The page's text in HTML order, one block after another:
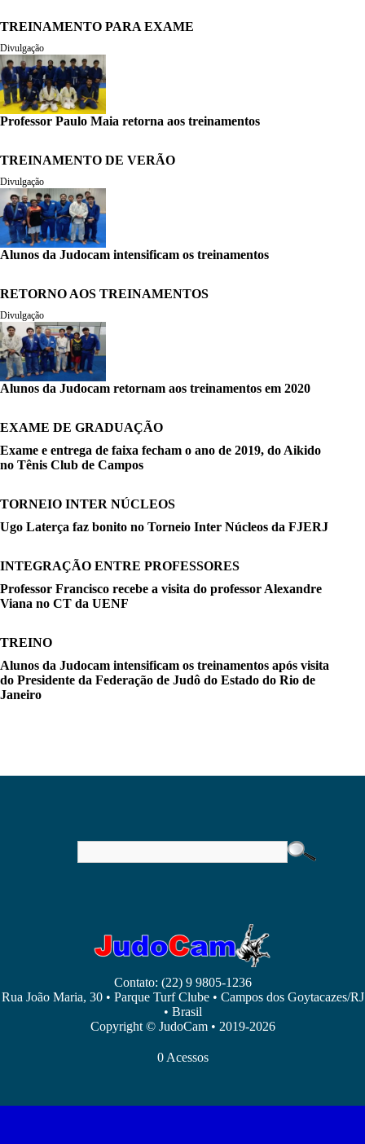
TREINAMENTO PARA EXAME
Divulgação
Professor Paulo Maia retorna aos treinamentos
TREINAMENTO DE VERÃO
Divulgação
Alunos da Judocam intensificam os treinamentos
RETORNO AOS TREINAMENTOS
Divulgação
Alunos da Judocam retornam aos treinamentos em 2020
EXAME DE GRADUAÇÃO
Exame e entrega de faixa fecham o ano de 2019, do Aikido
no Tênis Club de Campos
TORNEIO INTER NÚCLEOS
Ugo Laterça faz bonito no Torneio Inter Núcleos da FJERJ
INTEGRAÇÃO ENTRE PROFESSORES
Professor Francisco recebe a visita do professor Alexandre
Viana no CT da UENF
TREINO
Alunos da Judocam intensificam os treinamentos após visita
do Presidente da Federação de Judô do Estado do Rio de
Janeiro
Contato: (22) 9 9805-1236
Rua João Maria, 30 • Parque Turf Clube • Campos dos Goytacazes/RJ
• Brasil
Copyright © JudoCam • 2019-2026
0 Acessos